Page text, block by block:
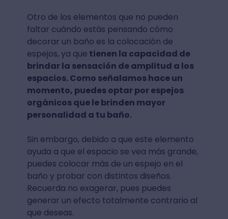
Otro de los elementos que no pueden
faltar cuándo estás pensando cómo
decorar un baño es la colocación de
espejos, ya que tienen la capacidad de
brindar la sensación de amplitud a los
espacios. Como señalamos hace un
momento, puedes optar por espejos
orgánicos que le brinden mayor
personalidad a tu baño.
Sin embargo, debido a que este elemento
ayuda a que el espacio se vea más grande,
puedes colocar más de un espejo en el
baño y probar con distintos diseños.
Recuerda no exagerar, pues puedes
generar un efecto totalmente contrario al
que deseas.